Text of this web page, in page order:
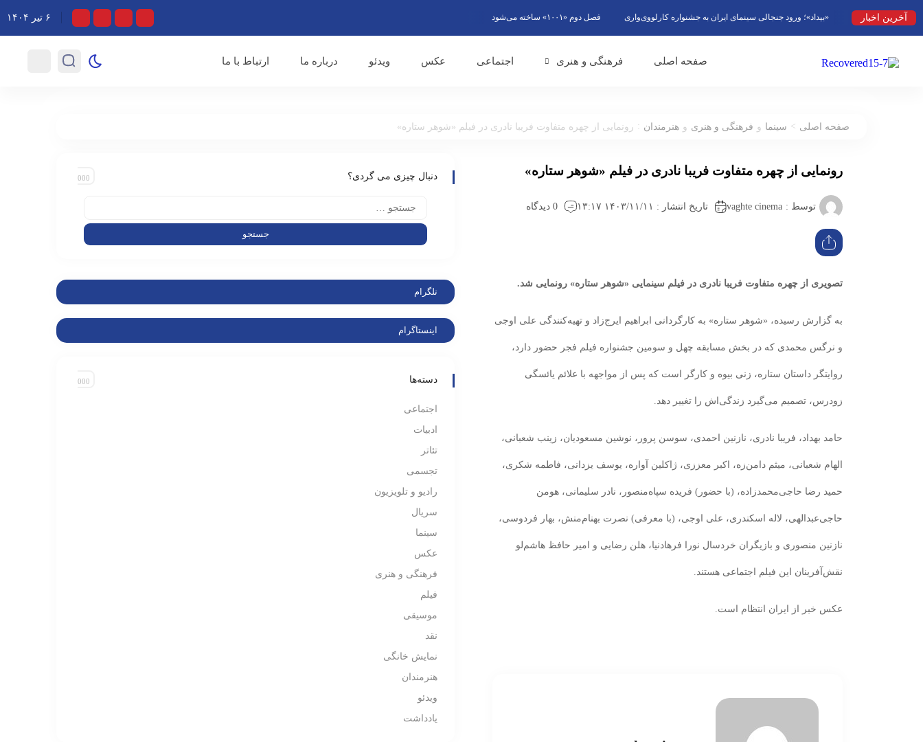
آخرین اخبار «بیداد»؛ ورود جنجالی سینمای ایران به جشنواره کارلووی‌واری فصل دوم «۱۰۰۱» ساخته می‌شود ۶ تیر ۱۴۰۴
صفحه اصلی فرهنگی و هنری اجتماعی عکس ویدئو درباره ما ارتباط با ما
صفحه اصلی > سینما و فرهنگی و هنری و هنرمندان : رونمایی از چهره متفاوت فریبا نادری در فیلم «شوهر ستاره»
رونمایی از چهره متفاوت فریبا نادری در فیلم «شوهر ستاره»
توسط : vaghte cinema تاریخ انتشار : ۱۴۰۳/۱۱/۱۱ ۱۳:۱۷ 0 دیدگاه
تصویری از چهره متفاوت فریبا نادری در فیلم سینمایی «شوهر ستاره» رونمایی شد.
به گزارش رسیده، «شوهر ستاره» به کارگردانی ابراهیم ایرج‌زاد و تهیه‌کنندگی علی اوجی
و نرگس محمدی که در بخش مسابقه چهل و سومین جشنواره فیلم فجر حضور دارد،
روایتگر داستان ستاره، زنی بیوه و کارگر است که پس از مواجهه با علائم یائسگی
زودرس، تصمیم می‌گیرد زندگی‌اش را تغییر دهد.
حامد بهداد، فریبا نادری، نازنین احمدی، سوسن پرور، نوشین مسعودیان، زینب شعبانی،
الهام شعبانی، میثم دامن‌زه، اکبر معززی، ژاکلین آواره، یوسف یزدانی، فاطمه شکری،
حمید رضا حاجی‌محمدزاده، (با حضور) فریده سپاه‌منصور، نادر سلیمانی، هومن
حاجی‌عبدالهی، لاله اسکندری، علی اوجی، (با معرفی) نصرت بهنام‌منش، بهار فردوسی،
نازنین منصوری و بازیگران خردسال نورا فرهادنیا، هلن رضایی و امیر حافظ هاشم‌لو
نقش‌آفرینان این فیلم اجتماعی هستند.
عکس خبر از ایران انتظام است.
دنبال چیزی می گردی؟
تلگرام
اینستاگرام
دسته‌ها
اجتماعی
ادبیات
تئاتر
تجسمی
رادیو و تلویزیون
سریال
سینما
عکس
فرهنگی و هنری
فیلم
موسیقی
نقد
نمایش خانگی
هنرمندان
ویدئو
یادداشت